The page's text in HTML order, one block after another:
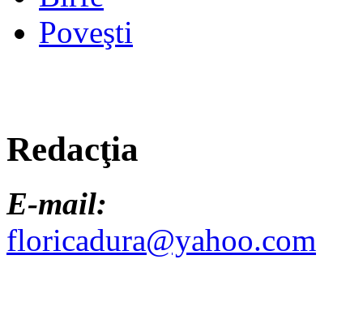
Poveşti
Redacţia
E-mail:
floricadura@yahoo.com